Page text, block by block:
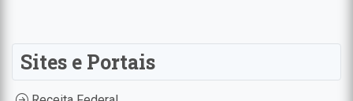
Sites e Portais